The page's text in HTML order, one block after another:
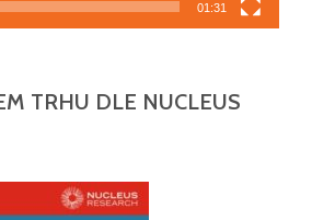
01:31
TRHU DLE NUCLEUS